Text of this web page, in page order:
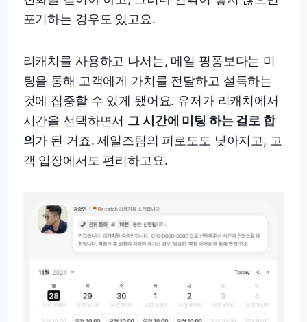
포기하는 경우도 있고요.
리캐치를 사용하고 나서는, 메일 핑퐁보다는 미
팅을 통해 고객에게 가치를 전달하고 설득하는
것에 집중할 수 있게 됐어요. 유저가 리캐치에서
시간을 선택하면서 그 시간에 미팅 하는 걸로 합
의가 된 거죠. 세일즈팀의 피로도도 낮아지고, 고
객 입장에서도 편리하고요.